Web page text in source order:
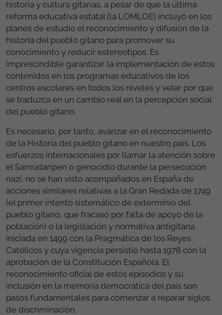
historia y cultura gitanas, a pesar de que la última
reforma educativa estatal (la LOMLOE) incluyó en los
planes de estudio el reconocimiento y difusión de la
historia del pueblo gitano para promover su
conocimiento y reducir estereotipos. Es
imprescindible garantizar la implementación de estos
contenidos en los programas educativos de los
centros escolares en todos los niveles y velar por que
se traduzca en un cambio real en la percepción social
del pueblo gitano.
Es necesario, por tanto, avanzar en el reconocimiento
de la Historia del pueblo gitano en nuestro país. Los
esfuerzos internacionales por llamar la atención sobre
el Samudaripen o genocidio durante la persecución
nazi, no se han visto acompañados en España de
acciones similares relativas a la Gran Redada de 1749
(el primer intento sistemático de exterminio del
pueblo gitano, que fracasó por falta de apoyo de la
población) o la legislación y normativa antigitana
iniciada en 1499 con la Pragmática de los Reyes
Católicos y cuya vigencia persistió hasta 1978 con la
aprobación de la Constitución Española. El
reconocimiento oficial de estos episodios y su
inclusión en la memoria democrática del país son
pasos fundamentales para comenzar a reparar siglos
de discriminación.